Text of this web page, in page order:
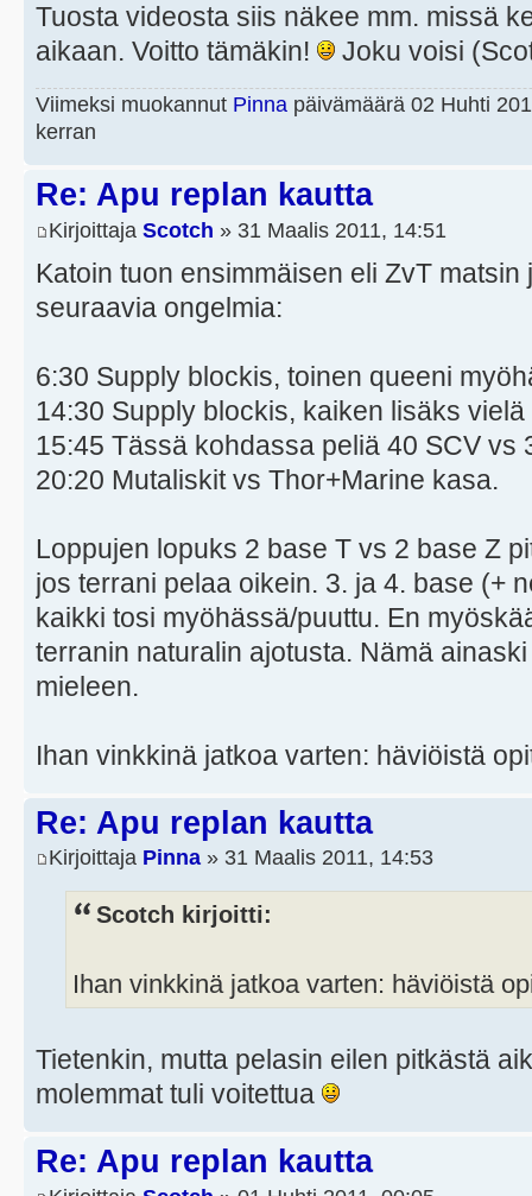
Tuosta videosta siis näkee mm. missä
aikaan. Voitto tämäkin!
Joku voisi
Viimeksi muokannut Pinna päivämäärä 02 Huhti
kerran
Re: Apu replan kautta
Kirjoittaja Scotch » 31 Maalis 2011, 14:51
Katoin tuon ensimmäisen eli ZvT
seuraavia ongelmia:
6:30 Supply blockis, toinen queeni
14:30 Supply blockis, kaiken lisäks
15:45 Tässä kohdassa peliä 40 SCV vs
20:20 Mutaliskit vs Thor+Marine kasa.
Loppujen lopuks 2 base T vs 2 base Z
jos terrani pelaa oikein. 3. ja 4. base (+
kaikki tosi myöhässä/puuttu. En
terranin naturalin ajotusta. Nämä
mieleen.
Ihan vinkkinä jatkoa varten: häviöistä
Re: Apu replan kautta
Kirjoittaja Pinna » 31 Maalis 2011, 14:53
Scotch kirjoitti:
Ihan vinkkinä jatkoa varten: häviöistä
Tietenkin, mutta pelasin eilen pitkästä
molemmat tuli voitettua
Re: Apu replan kautta